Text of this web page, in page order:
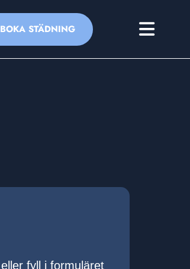
BOKA STÄDNING
eller fyll i formuläret